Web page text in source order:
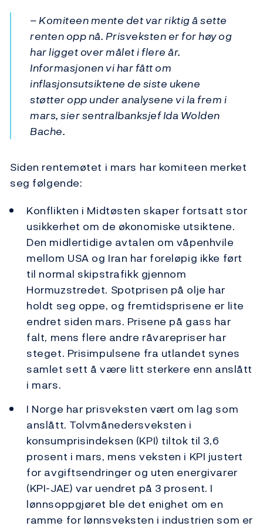
– Komiteen mente det var riktig å sette
renten opp nå. Prisveksten er for høy og
har ligget over målet i flere år.
Informasjonen vi har fått om
inflasjonsutsiktene de siste ukene
støtter opp under analysene vi la frem i
mars, sier sentralbanksjef Ida Wolden
Bache.
Siden rentemøtet i mars har komiteen merket
seg følgende:
Konflikten i Midtøsten skaper fortsatt stor
usikkerhet om de økonomiske utsiktene.
Den midlertidige avtalen om våpenhvile
mellom USA og Iran har foreløpig ikke ført
til normal skipstrafikk gjennom
Hormuzstredet. Spotprisen på olje har
holdt seg oppe, og fremtidsprisene er lite
endret siden mars. Prisene på gass har
falt, mens flere andre råvarepriser har
steget. Prisimpulsene fra utlandet synes
samlet sett å være litt sterkere enn anslått
i mars.
I Norge har prisveksten vært om lag som
anslått. Tolvmånedersveksten i
konsumprisindeksen (KPI) tiltok til 3,6
prosent i mars, mens veksten i KPI justert
for avgiftsendringer og uten energivarer
(KPI-JAE) var uendret på 3 prosent. I
lønnsoppgjøret ble det enighet om en
ramme for lønnsveksten i industrien som er